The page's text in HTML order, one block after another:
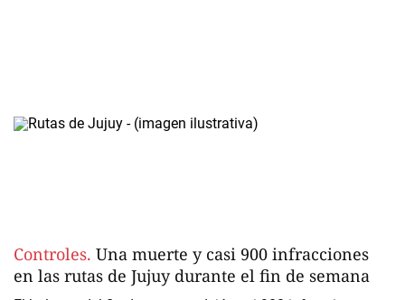
Controles. Una muerte y casi 900 infracciones
en las rutas de Jujuy durante el fin de semana